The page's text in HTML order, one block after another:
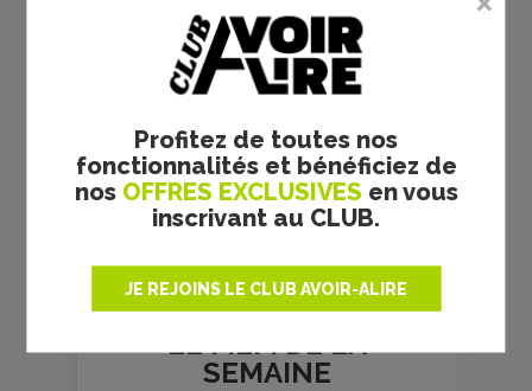
Profitez de toutes nos
fonctionnalités et bénéficiez de
nos OFFRES EXCLUSIVES en vous
inscrivant au CLUB.
JE REJOINS LE CLUB AVOIR-ALIRE
Plus de films
LE FILM DELA
SEMAINE